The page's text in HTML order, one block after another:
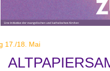
17./18. Mai